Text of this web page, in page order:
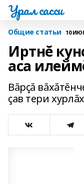
Урал сасси
Общие статьи 10
Иртнĕ
аса
Вăрçă
çав тери